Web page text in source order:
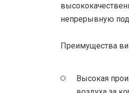
непрерывную
Преимущества
Высокая